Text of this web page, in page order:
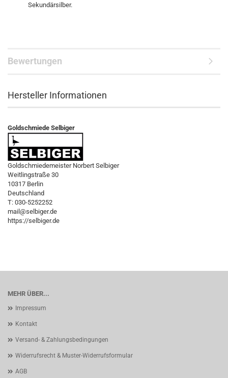
Sekundärsilber.
Bewertungen
Hersteller Informationen
Goldschmiede Selbiger
Goldschmiedemeister Norbert Selbiger
Weitlingstraße 30
10317 Berlin
Deutschland
T: 030-5252252
mail@selbiger.de
https://selbiger.de
MEHR ÜBER...
Impressum
Kontakt
Versand- & Zahlungsbedingungen
Widerrufsrecht & Muster-Widerrufsformular
AGB